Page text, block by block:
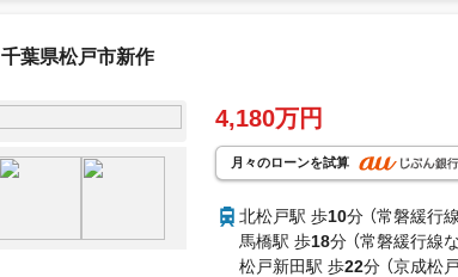
千葉県松戸市新作
4,180万円
月々のローンを試算
北松戸駅 歩10分 （常磐緩行線
馬橋駅 歩18分 （常磐緩行線
松戸新田駅 歩22分 （京成松戸